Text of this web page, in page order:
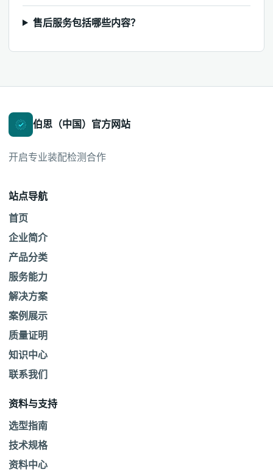
售后服务包括哪些内容？
伯思（中国）官方网站
开启专业装配检测合作
站点导航
首页
企业简介
产品分类
服务能力
解决方案
案例展示
质量证明
知识中心
联系我们
资料与支持
选型指南
技术规格
资料中心